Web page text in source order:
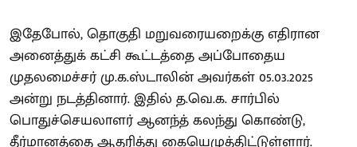
இதேபோல், தொகுதி மறுவரையறைக்கு எதிரான
அனைத்துக் கட்சி கூட்டத்தை அப்போதைய
முதலமைச்சர் மு.க.ஸ்டாலின் அவர்கள் 05.03.2025
அன்று நடத்தினார். இதில் த.வெ.க. சார்பில்
பொதுச்செயலாளர் ஆனந்த் கலந்து கொண்டு,
தீர்மானத்தை ஆதரித்து கையெழுத்திட்டுள்ளார்.